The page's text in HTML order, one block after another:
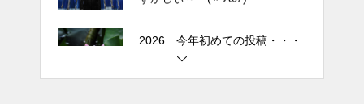
「食生活習慣の改善」が今年の